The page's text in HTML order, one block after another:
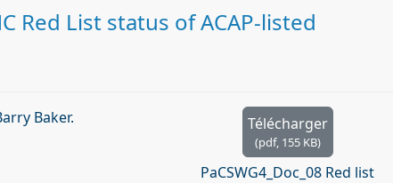
Red List status of ACAP-listed
Télécharger
(pdf, 155 KB)
PaCSWG4_Doc_08 Red list
Baker.